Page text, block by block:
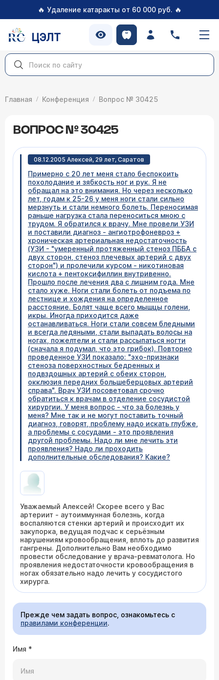
🔥 Удаление катаракты от 60 000 руб. 🔥
ЦЭЛТ
Главная Конференция Вопрос № 30425
ВОПРОС № 30425
08.12.2005 Алексей, 29 лет, Саратов
Примерно с 20 лет меня стало беспокоить
похолодание и зябкость ног и рук. Я не
обращал на это внимания. Но через несколько
лет, годам к 25-26 у меня ноги стали сильно
мерзнуть и стали немного болеть. Переносимая
раньше нагрузка стала переноситься мною с
трудом. Я обратился к врачу. Мне провели УЗИ
и поставили диагноз - ангиотрофоневроз +
хроническая артериальная недостаточность
(УЗИ - "умеренный протяженный стеноз ПББА с
двух сторон, стеноз плечевых артерий с двух
сторон") и пролечили курсом - никотиновая
кислота + пентоксифиллин внутривенно.
Прошло после лечения два с лишним года. Мне
стало хуже. Ноги стали болеть от подъема по
лестнице и хождения на определенное
расстояние. Болят чаще всего мышцы голени,
икры. Иногда приходится даже
останавливаться. Ноги стали совсем бледными
и всегда ледяными, стали выпадать волосы на
ногах, пожелтели и стали рассыпаться ногти
(сначала я подумал, что это грибок). Повторно
проведенное УЗИ показало: "эхо-признаки
стеноза поверхностных бедренных и
подвздошных артерий с обеих сторон,
окклюзия передних большеберцовых артерий
справа". Врач УЗИ посоветовал срочно
обратиться к врачам в отделение сосудистой
хирургии. У меня вопрос - что за болезнь у
меня? Мне так и не могут поставить точный
диагноз, говорят, проблему надо искать глубже,
а проблемы с сосудами - это проявления
другой проблемы. Надо ли мне лечить эти
проявления? Надо ли проходить
дополнительные обследования? Какие?
Уважаемый Алексей! Скорее всего у Вас
артериит - аутоиммунная болезнь, когда
воспаляются стенки артерий и происходит их
закупорка, ведущая подчас к серьёзным
нарушениям кровообращения, вплоть до развития
гангрены. Дополнительно Вам необходимо
провести обследование у врача-ревматолога. Но
проявления недостаточности кровообращения в
ногах обязательно надо лечить у сосудистого
хирурга.
Прежде чем задать вопрос, ознакомьтесь с
правилами конференции.
Имя *